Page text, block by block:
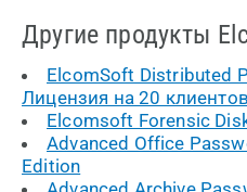
Другие продукты
ElcomSoft Distributed
Лицензия на 20 клиентов
Elcomsoft Forensic
Advanced Office
Edition